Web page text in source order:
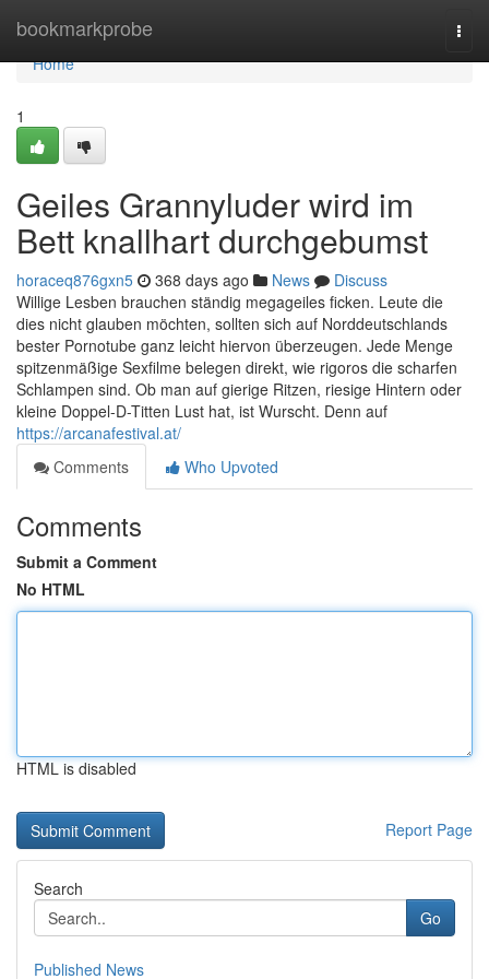
bookmarkprobe
Home
Home
1
Geiles Grannyluder wird im
Bett knallhart durchgebumst
horaceq876gxn5 368 days ago News
Discuss
Willige Lesben brauchen ständig megageiles ficken. Leute die
dies nicht glauben möchten, sollten sich auf Norddeutschlands
bester Pornotube ganz leicht hiervon überzeugen. Jede Menge
spitzenmäßige Sexfilme belegen direkt, wie rigoros die scharfen
Schlampen sind. Ob man auf gierige Ritzen, riesige Hintern oder
kleine Doppel-D-Titten Lust hat, ist Wurscht. Denn auf
https://arcanafestival.at/
Comments
Who Upvoted
Comments
Submit a Comment
No HTML
HTML is disabled
Report Page
Search
Go
Published News